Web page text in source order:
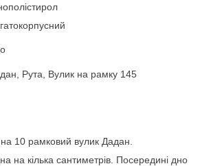
Рута, Вулик на рамку 145
на 10 рамковий вулик Дадан.
на кілька сантиметрів. Посередині дно